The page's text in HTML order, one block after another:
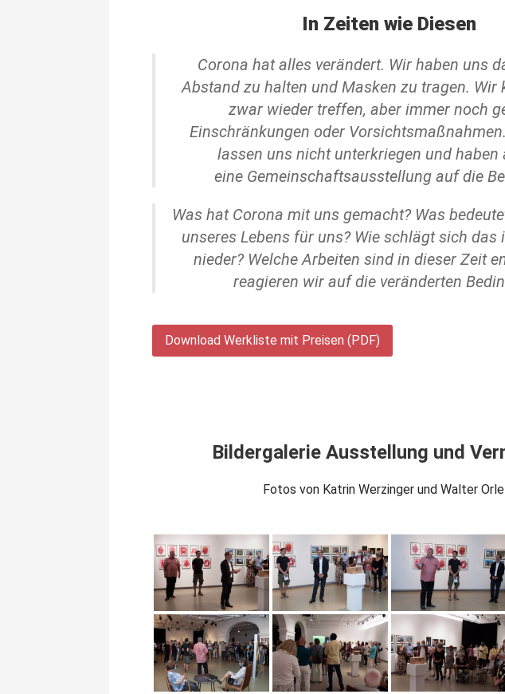
In Zeiten wie Diesen
Corona hat alles verändert. Wir haben uns
Abstand zu halten und Masken zu tragen. Wir
zwar wieder treffen, aber immer noch
Einschränkungen oder
lassen uns nicht unterkriegen und haben
eine Gemeinschaftsausstellung auf die
Was hat Corona mit uns gemacht? Was
unseres Lebens für uns? Wie schlägt sich das
nieder? Welche Arbeiten sind in dieser Zeit
reagieren wir auf die veränderten
Download Werkliste mit Preisen (PDF)
Bildergalerie Ausstellung und
Fotos von Katrin Werzinger und Walter